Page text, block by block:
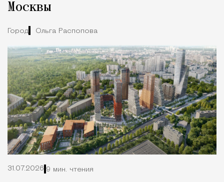
Москвы
Город Ольга Распопова
31.07.2026 9 мин. чтения